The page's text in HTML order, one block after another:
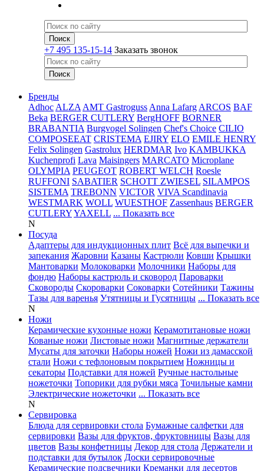
+7 495 135-15-14 Заказать звонок
Бренды
Adhoc ALZA AMT Gastroguss Anna Lafarg ARCOS BAF
Beka BERGER CUTLERY BergHOFF BORNER
BRABANTIA Burgvogel Solingen Chef's Choice CILIO
COMPOSEEAT CRISTEMA EJIRY ELO EMILE HENRY
Felix Solingen Gastrolux HERDMAR Ivo KAMBUKKA
Kuchenprofi Lava Maisingers MARCATO Microplane
OLYMPIA PEUGEOT ROBERT WELCH Roesle
RUFFONI SABATIER SCHOTT ZWIESEL SILAMPOS
SISTEMA TREBONN VICTOR VIVA Scandinavia
WESTMARK WOLL WUESTHOF Zassenhaus BERGER
CUTLERYYAXELL ... Показать все
N
Посуда
Адаптеры для индукционных плит Всё для выпечки и
запекания Жаровни Казаны Кастрюли Ковши Крышки
Мантоварки Молоковарки Молочники Наборы для
фондю Наборы кастрюль и сковород Пароварки
Сковороды Скороварки Соковарки Сотейники Тажины
Тазы для варенья Утятницы и Гусятницы ... Показать все
N
Ножи
Керамические кухонные ножи Керамотитановые ножи
Кованые ножи Листовые ножи Магнитные держатели
Мусаты для заточки Наборы ножей Ножи из дамасской
стали Ножи с тефлоновым покрытием Ножницы и
секаторы Подставки для ножей Ручные настольные
ножеточки Топорики для рубки мяса Точильные камни
Электрические ножеточки ... Показать все
N
Сервировка
Блюда для сервировки стола Бумажные салфетки для
сервировки Вазы для фруктов, фруктовницы Вазы для
цветов Вазы конфетницы Декор для стола Держатели и
подставки для бутылок Доски сервировочные
Керамические подсвечники Креманки для десертов